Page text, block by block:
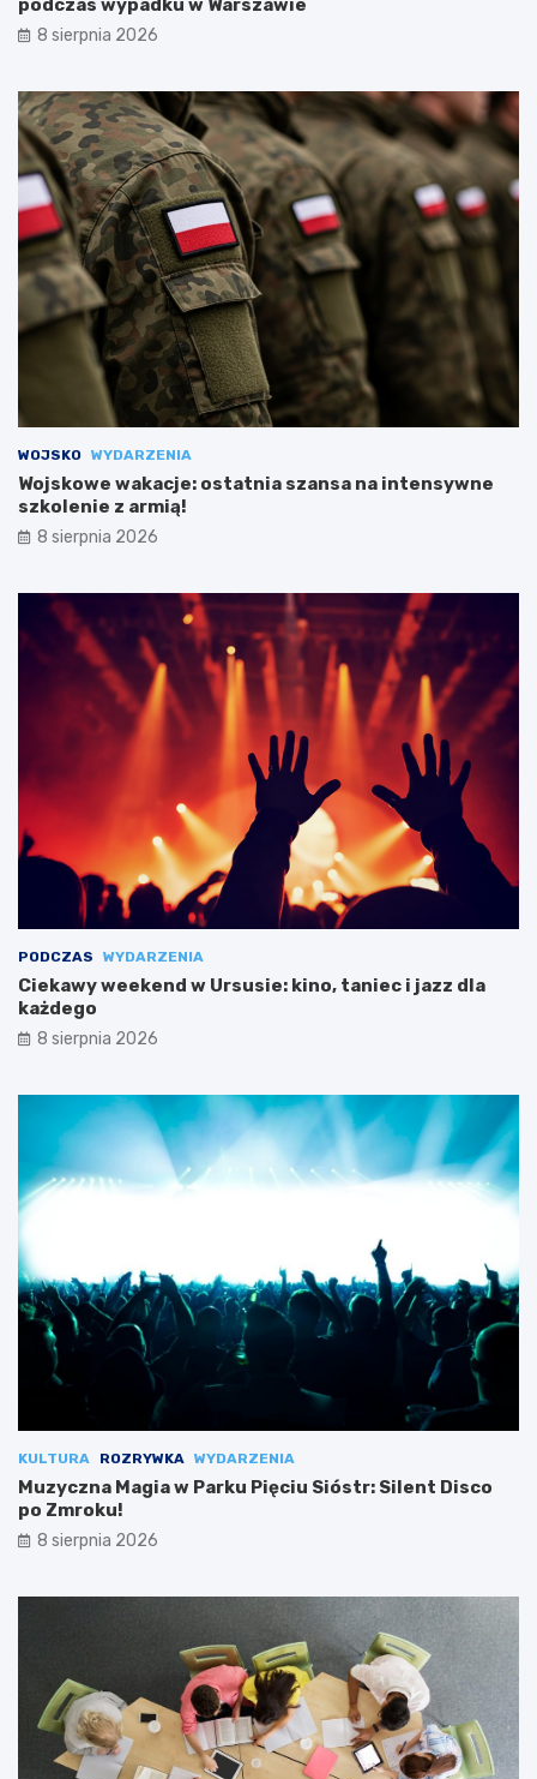
podczas wypadku w Warszawie
8 sierpnia 2026
WOJSKO WYDARZENIA
Wojskowe wakacje: ostatnia szansa na intensywne
szkolenie z armią!
8 sierpnia 2026
PODCZAS WYDARZENIA
Ciekawy weekend w Ursusie: kino, taniec i jazz dla
każdego
8 sierpnia 2026
KULTURA ROZRYWKA WYDARZENIA
Muzyczna Magia w Parku Pięciu Sióstr: Silent Disco
po Zmroku!
8 sierpnia 2026